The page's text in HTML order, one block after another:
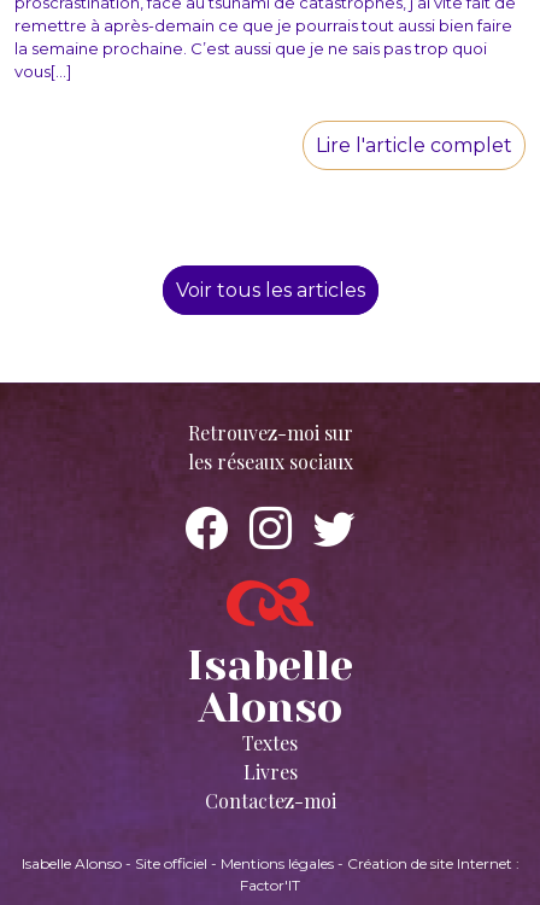
remettre à après-demain ce que je pourrais tout aussi bien faire
la semaine prochaine. C’est aussi que je ne sais pas trop quoi
vous[...]
Lire l'article complet
Voir tous les articles
Retrouvez-moi sur
les réseaux sociaux
Isabelle
Alonso
Textes
Livres
Contactez-moi
Isabelle Alonso - Site officiel - Mentions légales- Création de site Internet :
Factor'IT